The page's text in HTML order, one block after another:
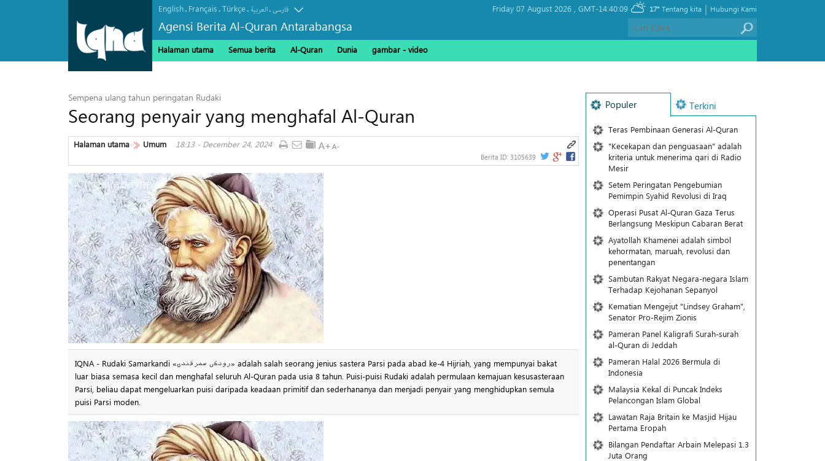
English. Français.Türkçe. العربیة.فارسی
Agensi Berita Al-Quran Antarabangsa
Friday 07 August 2026 , GMT-14:40:09 17° Hubungi Kami
|
Tentang kita
Halaman utama Semua berita Al-Quran Dunia gambar - video
Sempena ulang tahun peringatan Rudaki
Seorang penyair yang menghafal Al-Quran
Halaman utama Umum 18:13 - December 24, 2024
Berita ID: 3105639
IQNA - Rudaki Samarkandi «رودکی سمرقندی» adalah salah seorang jenius sastera Parsi pada abad ke-4 Hijriah, yang mempunyai bakat
luar biasa semasa kecil dan menghafal seluruh Al-Quran pada usia 8 tahun. Puisi-puisi Rudaki adalah permulaan kemajuan kesusasteraan
Parsi, beliau dapat mengeluarkan puisi daripada keadaan primitif dan sederhananya dan menjadi penyair yang menghidupkan semula
puisi Parsi moden.
Populer Terkini
Teras Pembinaan Generasi Al-Quran
"Kecekapan dan penguasaan" adalah
kriteria untuk menerima qari di Radio
Mesir
Setem Peringatan Pengebumian
Pemimpin Syahid Revolusi di Iraq
Operasi Pusat Al-Quran Gaza Terus
Berlangsung Meskipun Cabaran Berat
Ayatollah Khamenei adalah simbol
kehormatan, maruah, revolusi dan
penentangan
Sambutan Rakyat Negara-negara Islam
Terhadap Kejohanan Sepanyol
Kematian Mengejut "Lindsey Graham",
Senator Pro-Rejim Zionis
Pameran Panel Kaligrafi Surah-surah
al-Quran di Jeddah
Pameran Halal 2026 Bermula di
Indonesia
Malaysia Kekal di Puncak Indeks
Pelancongan Islam Global
Lawatan Raja Britain ke Masjid Hijau
Pertama Eropah
Bilangan Pendaftar Arbain Melepasi 1.3
Juta Orang